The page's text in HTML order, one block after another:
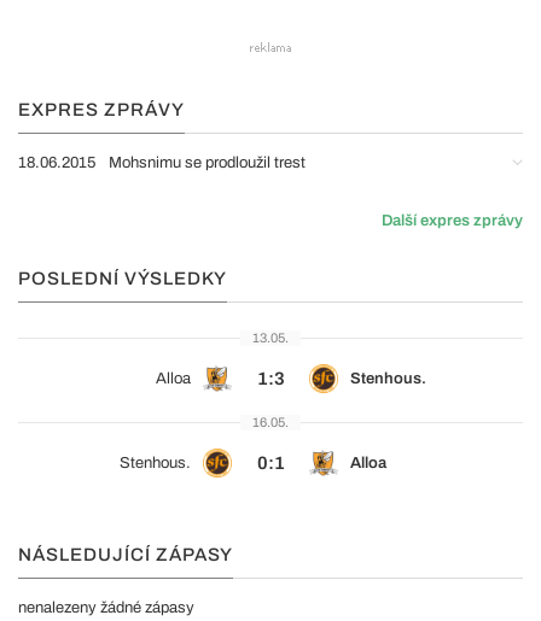
EXPRES ZPRÁVY
18.06.2015 Mohsnimu se prodloužil trest
Další expres zprávy
POSLEDNÍ VÝSLEDKY
13.05.
Alloa 1:3 Stenhous.
16.05.
Stenhous. 0:1 Alloa
NÁSLEDUJÍCÍ ZÁPASY
nenalezeny žádné zápasy